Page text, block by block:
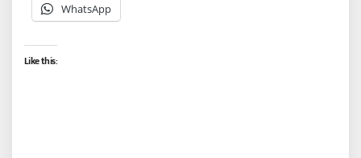
WhatsApp
Like this: